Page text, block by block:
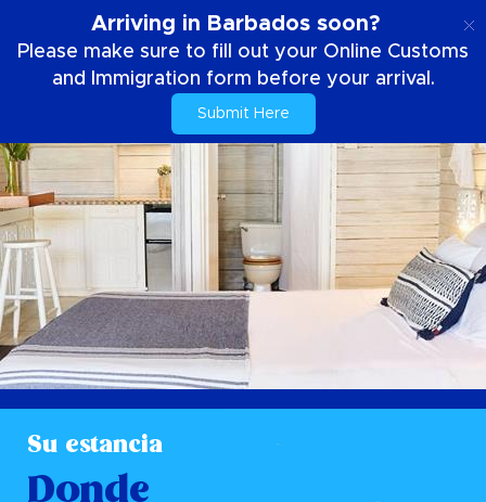
Arriving in Barbados soon?
Please make sure to fill out your Online Customs
and Immigration form before your arrival.
Submit Here
Su estancia